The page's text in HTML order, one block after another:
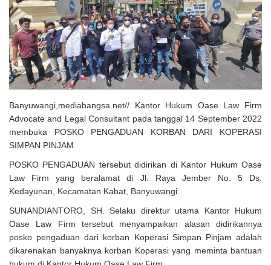
Uji Coba Program NADI JKN
Banyuwangi,mediabangsa.net// Kantor Hukum Oase Law Firm
Advocate and Legal Consultant pada tanggal 14 September 2022
membuka POSKO PENGADUAN KORBAN DARI KOPERASI
SIMPAN PINJAM.
POSKO PENGADUAN tersebut didirikan di Kantor Hukum Oase
Law Firm yang beralamat di Jl. Raya Jember No. 5 Ds.
Kedayunan, Kecamatan Kabat, Banyuwangi.
SUNANDIANTORO, SH. Selaku direktur utama Kantor Hukum
Oase Law Firm tersebut menyampaikan alasan didirikannya
posko pengaduan dari korban Koperasi Simpan Pinjam adalah
dikarenakan banyaknya korban Koperasi yang meminta bantuan